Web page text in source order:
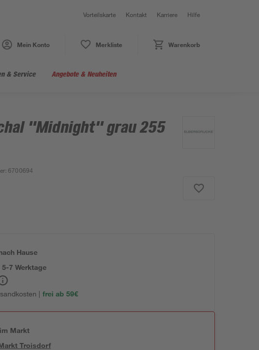
Vorteilskarte Kontakt Karriere Hilfe
Mein Konto Merkliste Warenkorb
& Service Angebote & Neuheiten
"Midnight" grau 255
:6700694
Hause
5-7 Werktage
| frei ab 59€
Markt
Troisdorf